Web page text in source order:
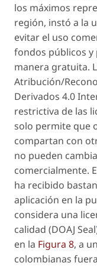
los máximos
región, instó a la
evitar el uso
fondos públicos y
manera gratuita.
Atribución/
Derivados 4.0
restrictiva de las
solo permite que
compartan con
no pueden
comercialmente.
ha recibido
aplicación en la
considera una
calidad (DOAJ
en la Figura 8, a
colombianas